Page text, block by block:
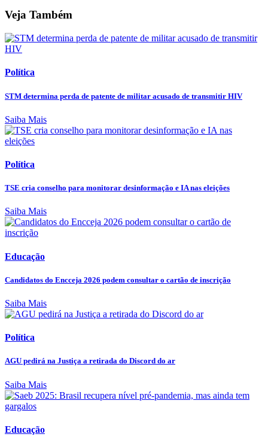
Veja Também
Política
STM determina perda de patente de militar acusado de transmitir HIV
Saiba Mais
Política
TSE cria conselho para monitorar desinformação e IA nas eleições
Saiba Mais
Educação
Candidatos do Encceja 2026 podem consultar o cartão de inscrição
Saiba Mais
Política
AGU pedirá na Justiça a retirada do Discord do ar
Saiba Mais
Educação